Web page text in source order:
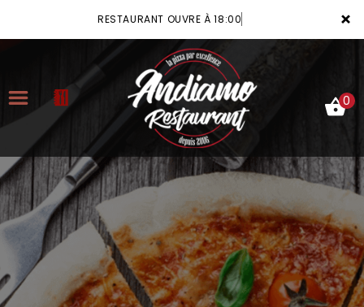
×
RESTAURANT OUVRE À 18:00
ACCUEIL
LA CARTE
VOTRE COMPTE
NOTRE RESTAURANT
0